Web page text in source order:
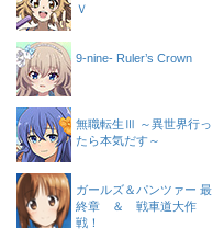
Ｖ
9-nine- Ruler’s Crown
無職転生Ⅲ ～異世界行っ
たら本気だす～
ガールズ＆パンツァー 最
終章 ＆ 戦車道大作
戦！